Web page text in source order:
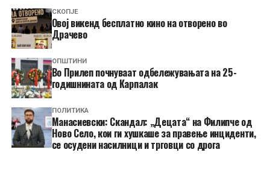
СКОПЈЕ
​Овој викенд бесплатно кино на отворено во
Драчево
ОПШТИНИ
Во Прилеп почнуваат одбележувањата на 25-
годишнината од Карпалак
ПОЛИТИКА
Манасиевски: Скандал: „Децата“ на Филипче од
Ново Село, кои ги хушкаше за правење инциденти,
се осудени насилници и трговци со дрога